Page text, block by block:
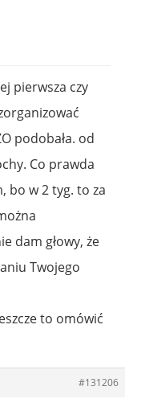
pierwsza czy
podobała. od
Co prawda
bo w 2 tyg. to za
dam głowy, że
Twojego
to omówić
#131206